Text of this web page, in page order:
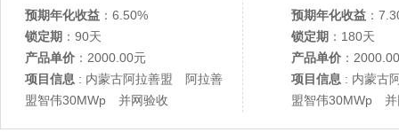
预期年化收益 ：6.50%
锁定期 ：90天
产品单价 ：2000.00元
项目信息 : 内蒙古阿拉善盟 阿拉善
盟智伟30MWp 并网验收
预期年化收益 ：
锁定期 ：180天
产品单价 ：
项目信息 : 内蒙古
盟智伟30MWp 并